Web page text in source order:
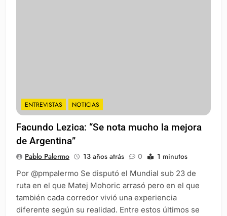
ENTREVISTAS NOTICIAS
Facundo Lezica: “Se nota mucho la mejora
de Argentina”
Pablo Palermo 13 años atrás 0 1 minutos
Por @pmpalermo Se disputó el Mundial sub 23 de
ruta en el que Matej Mohoric arrasó pero en el que
también cada corredor vivió una experiencia
diferente según su realidad. Entre estos últimos se